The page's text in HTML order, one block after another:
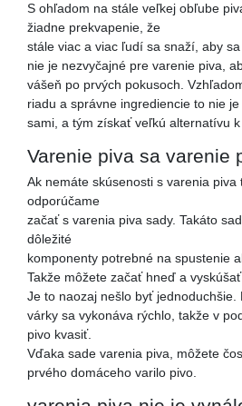
S ohľadom na stále veľkej obľube
žiadne prekvapenie, že
stále viac a viac ľudí sa snaží, aby
nie je nezvyčajné pre varenie piva,
vášeň po prvých pokusoch.
riadu a správne ingrediencie to nie
sami, a tým získať veľkú alternatívu
Varenie piva sa varenie
Ak nemáte skúsenosti s varenia piva
odporúčame
začať s varenia piva sady. Takáto
dôležité
komponenty potrebné na spustenie
Takže môžete začať hneď a
Je to naozaj nešlo byť
várky sa vykonáva rýchlo, takže v
pivo kvasiť.
Vďaka sade varenia piva, môžete
prvého domáceho varilo pivo.